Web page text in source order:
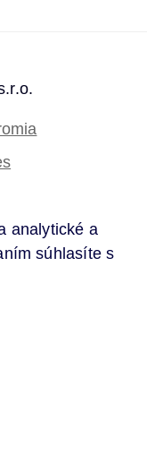
analytické a
súhlasíte s